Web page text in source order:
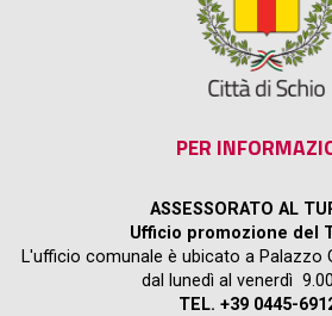
PER
ASSESSORATO AL
Ufficio promozione del
L'ufficio comunale è ubicato a Palazzo
dal lunedì al venerdì
TEL. +39 0445-